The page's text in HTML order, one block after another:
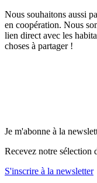
Nous souhaitons aussi
en coopération. Nous
lien direct avec les
choses à partager !
Je m'abonne à la
Recevez notre sélection
S'inscrire à la newsletter